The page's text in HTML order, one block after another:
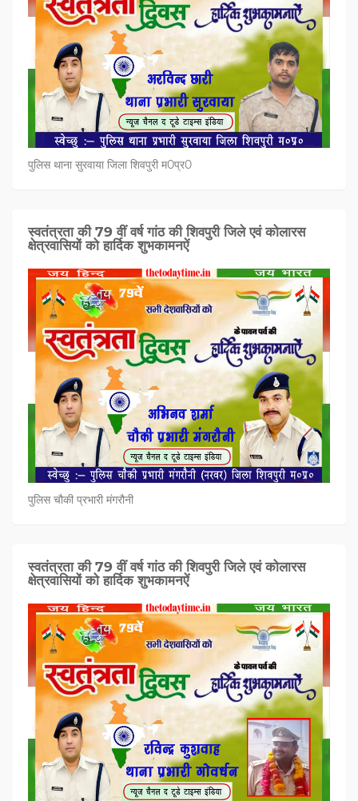
पुलिस थाना सुरवाया जिला शिवपुरी म0प्र0
स्वतंत्रता की 79 वीं वर्ष गांठ की शिवपुरी जिले एवं कोलारस
क्षेत्रवासियों को हार्दिक शुभकामनऐं
पुलिस चौकी प्रभारी मंगरौनी
स्वतंत्रता की 79 वीं वर्ष गांठ की शिवपुरी जिले एवं कोलारस
क्षेत्रवासियों को हार्दिक शुभकामनऐं